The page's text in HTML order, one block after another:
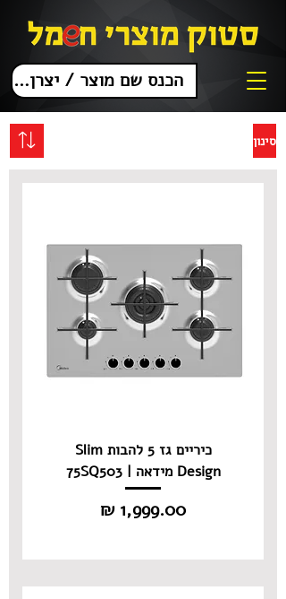
סינון
כיריים גז 5 להבות Slim
Design מידאה | 75SQ503
מחיר